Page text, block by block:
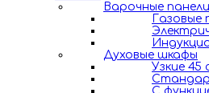
Варочные панели
Газовые
Духовые шкафы
Узкие 45